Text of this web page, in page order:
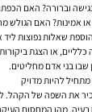
וברורה? האם
אמינות? האם הגולש
שאלות נפוצות
או הצגת
שבו בני אדם מחליטים.
להיות מדויק
את השפה של הקהל.
מהו המחסום